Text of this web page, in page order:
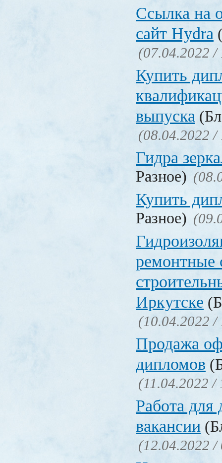
Ссылка на
сайт Hydra
(07.04.2022 /
Купить
выпуска
(08.04.2022 /
Гидра
Разное)
Купить
Разное)
ремонтные
Иркутске
(10.04.2022 /
Продажа
дипломов
(11.04.2022 /
Работа для
вакансии
(12.04.2022 /